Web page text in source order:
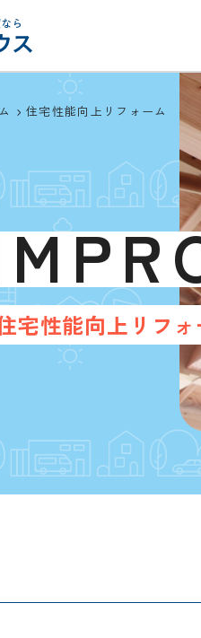
住宅性能向上リフォーム
宅性能向上リフォ